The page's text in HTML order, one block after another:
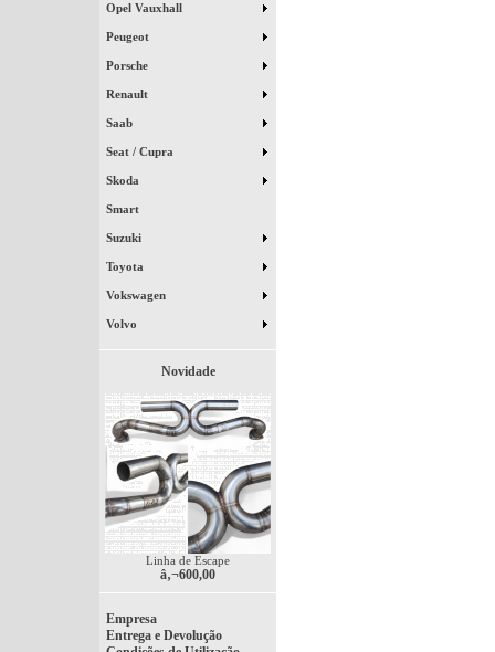
Opel Vauxhall
Peugeot
Porsche
Renault
Saab
Seat / Cupra
Skoda
Smart
Suzuki
Toyota
Vokswagen
Volvo
Novidade
Linha de Escape
â‚¬600,00
Empresa
Entrega e Devolução